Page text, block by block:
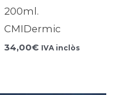
200ml.
CMIDermic
34,00€ IVA inclòs